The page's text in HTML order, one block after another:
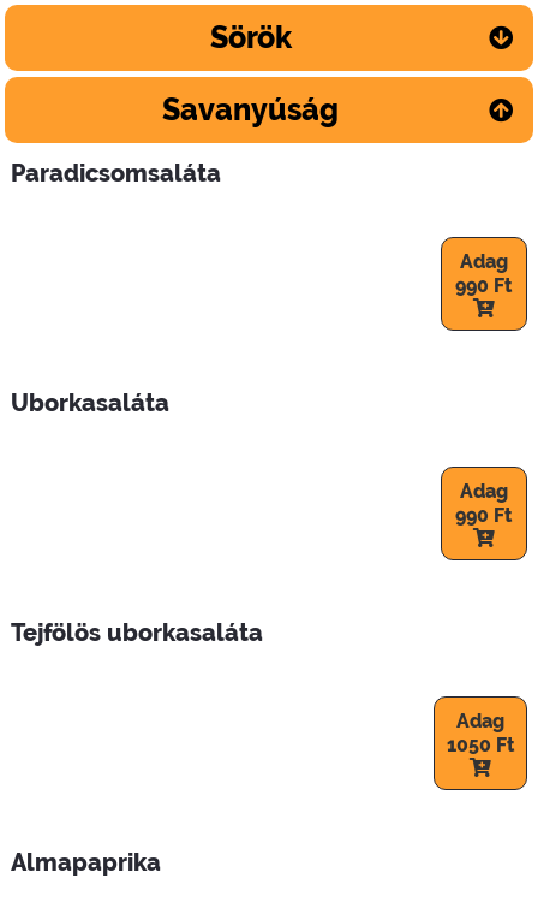
Sörök
Savanyúság
Paradicsomsaláta
Adag
990 Ft
Uborkasaláta
Adag
990 Ft
Tejfölös uborkasaláta
Adag
1050 Ft
Almapaprika